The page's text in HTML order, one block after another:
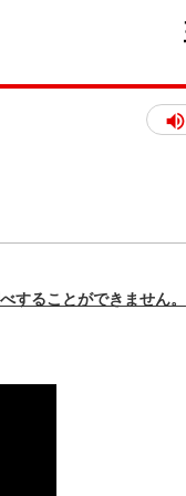
することができません。